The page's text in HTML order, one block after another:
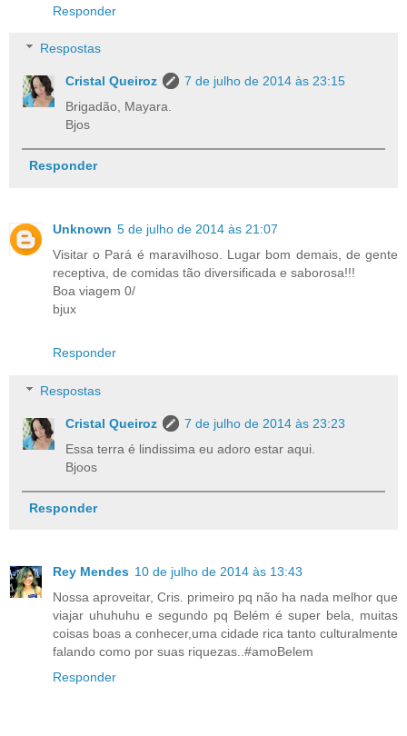
Responder
Respostas
Cristal Queiroz
7 de julho de 2014 às 23:15
Brigadão, Mayara.
Bjos
Responder
Unknown 5 de julho de 2014 às 21:07
Visitar o Pará é maravilhoso. Lugar bom demais, de gente
receptiva, de comidas tão diversificada e saborosa!!!
Boa viagem 0/
bjux
Responder
Respostas
Cristal Queiroz
7 de julho de 2014 às 23:23
Essa terra é lindissima eu adoro estar aqui.
Bjoos
Responder
Rey Mendes 10 de julho de 2014 às 13:43
Nossa aproveitar, Cris. primeiro pq não ha nada melhor que
viajar uhuhuhu e segundo pq Belém é super bela, muitas
coisas boas a conhecer,uma cidade rica tanto culturalmente
falando como por suas riquezas..#amoBelem
Responder